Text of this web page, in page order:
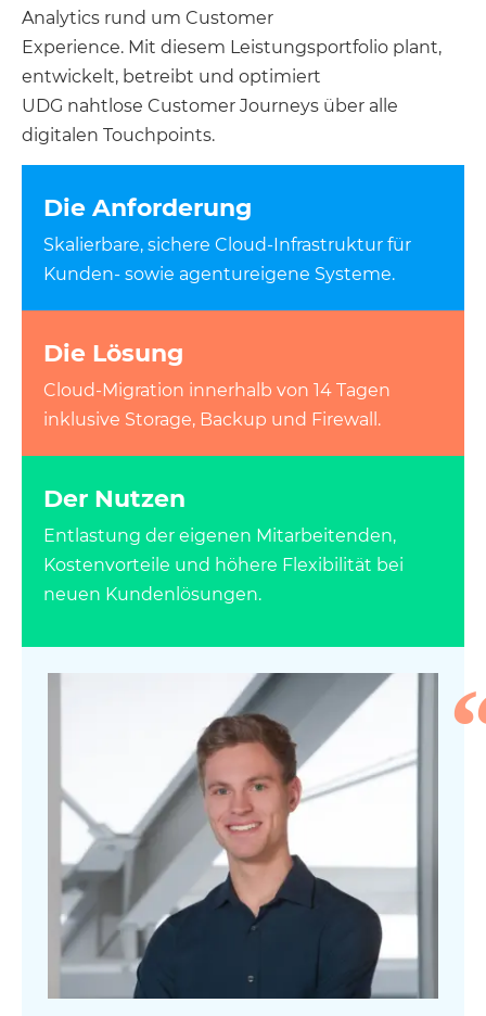
Analytics rund um Customer
Experience. Mit diesem Leistungsportfolio plant,
entwickelt, betreibt und optimiert
UDG nahtlose Customer Journeys über alle
digitalen Touchpoints.
Die Anforderung
Skalierbare, sichere Cloud-Infrastruktur für
Kunden- sowie agentureigene Systeme.
Die Lösung
Cloud-Migration innerhalb von 14 Tagen
inklusive Storage, Backup und Firewall.
Der Nutzen
Entlastung der eigenen Mitarbeitenden,
Kostenvorteile und höhere Flexibilität bei
neuen Kundenlösungen.